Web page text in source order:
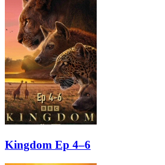
Kingdom Ep 4–6